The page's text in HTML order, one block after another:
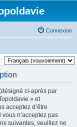
Connexion
ci-après par
» et
acceptez d’être
n’acceptez pas
suivantes, veuillez ne